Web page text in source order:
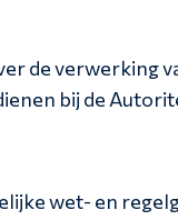
de verwerking
bij de
wet- en